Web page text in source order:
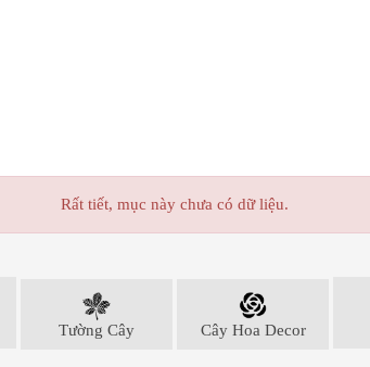
Rất tiết, mục này chưa có dữ liệu.
Tường Cây Cây Hoa Decor